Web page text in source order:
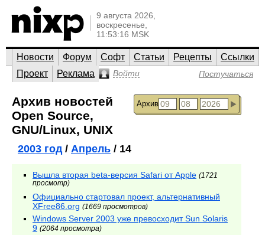
9 августа 2026,
воскресенье,
11:53:16 MSK
Новости Форум Софт Статьи Рецепты
Ссылки
Проект
Реклама Войти Постучаться
Архив
Архив новостей
Open Source,
GNU/Linux, UNIX
2003 год/ Апрель / 14
Вышла вторая beta-версия Safari от Apple (1721
просмотр)
Официально стартовал проект, альтернативный
XFree86.org (1669 просмотров)
Windows Server 2003 уже превосходит Sun Solaris
9 (2064 просмотра)